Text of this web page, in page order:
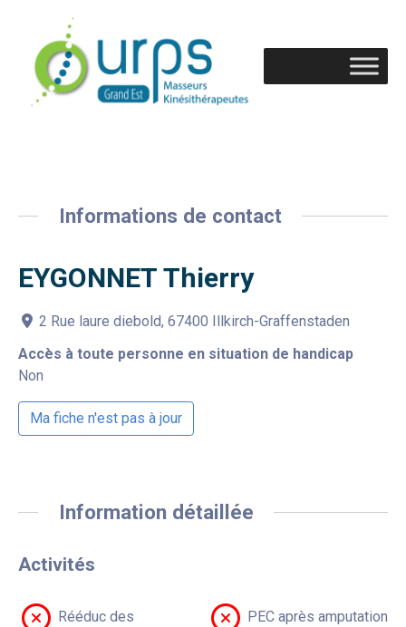
Informations de contact
EYGONNET Thierry
2 Rue laure diebold, 67400 Illkirch-Graffenstaden
Accès à toute personne en situation de handicap
Non
Ma fiche n'est pas à jour
Information détaillée
Activités
Rééduc des
PEC après amputation